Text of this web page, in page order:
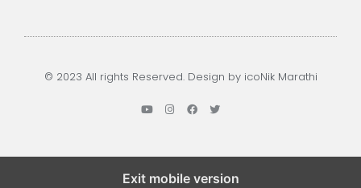
© 2023 All rights Reserved. Design by icoNik Marathi
Exit mobile version